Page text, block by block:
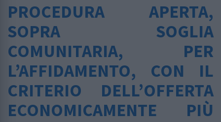
PROCEDURA APERTA,
SOPRA SOGLIA
COMUNITARIA, PER
L’AFFIDAMENTO, CON IL
CRITERIO DELL’OFFERTA
ECONOMICAMENTE PIÙ